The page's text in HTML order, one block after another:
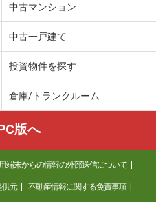
中古マンション
中古一戸建て
投資物件を探す
倉庫/トランクルーム
版へ
端末からの情報の外部送信について
供元 不動産情報に関する免責事項